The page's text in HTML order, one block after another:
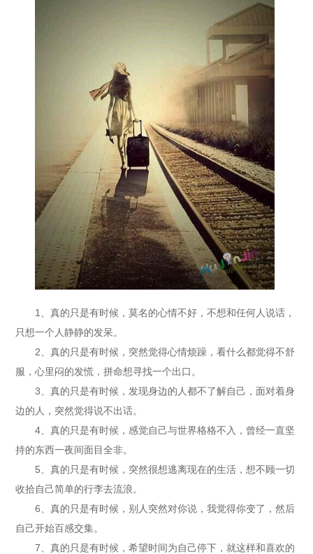
1、真的只是有时候，莫名的心情不好，不想和任何人说话，
只想一个人静静的发呆。
2、真的只是有时候，突然觉得心情烦躁，看什么都觉得不舒
服，心里闷的发慌，拼命想寻找一个出口。
3、真的只是有时候，发现身边的人都不了解自己，面对着身
边的人，突然觉得说不出话。
4、真的只是有时候，感觉自己与世界格格不入，曾经一直坚
持的东西一夜间面目全非。
5、真的只是有时候，突然很想逃离现在的生活，想不顾一切
收拾自己简单的行李去流浪。
6、真的只是有时候，别人突然对你说，我觉得你变了，然后
自己开始百感交集。
7、真的只是有时候，希望时间为自己停下，就这样和喜欢的